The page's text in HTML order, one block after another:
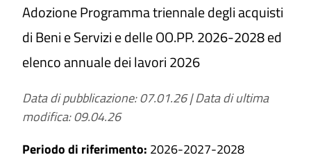
ai sensi dell'art. 2 del d.lgs. n. 228/2011,
(per i Ministeri))
Aggiornamento: Tempestivo (art. 8, c. 1,
Adozione Programma triennale degli acquisti
di Beni e Servizi e delle OO.PP. 2026-2028 ed
elenco annuale dei lavori 2026
Data di pubblicazione: 07.01.26|Data di ultima
modifica: 09.04.26
Periodo di riferimento: 2026-2027-2028